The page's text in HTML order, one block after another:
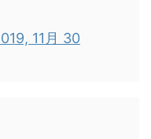
11月 30